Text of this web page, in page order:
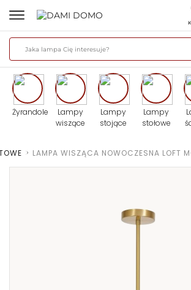
Żyrandole
Lampy
wiszące
Lampy
stojące
Lampy
stołowe
> LAMPA WISZĄCA NOWOCZESNA LOFT